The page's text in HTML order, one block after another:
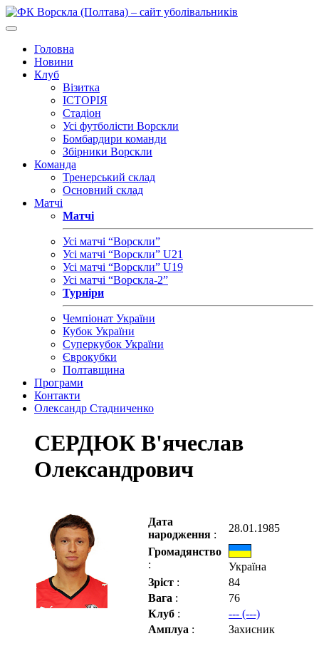
Головна
Новини
Клуб
Візитка
ІСТОРІЯ
Стадіон
Усі футболісти Ворскли
Бомбардири команди
Збірники Ворскли
Команда
Тренерський склад
Основний склад
Матчі
Матчі
Усі матчі “Ворскли”
Усі матчі “Ворскли” U21
Усі матчі “Ворскли” U19
Усі матчі “Ворскла-2”
Турніри
Чемпіонат України
Кубок України
Суперкубок України
Єврокубки
Полтавщина
Програми
Контакти
Олександр Стадниченко
СЕРДЮК В'ячеслав
Олександрович
Дата
народження :
28.01.1985
Громадянство
:
Україна
Зріст :
84
Вага :
76
Клуб :
--- (---)
Амплуа : Захисник